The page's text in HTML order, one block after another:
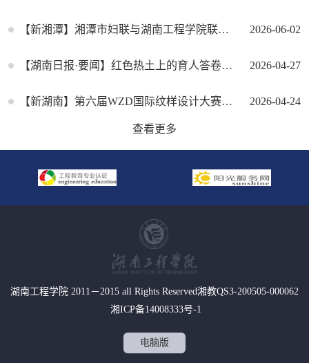
2026-06-02
【新湘潭】湘潭市妇联与湖南工程学院联合开展校地联动“心手相牵”活动
2026-04-27
【湖南日报·要闻】红色热土上的育人答卷——湖南工程学院“十四五”时期高质量发展观察
2026-04-24
【新湖南】第六届WZD国际纹样设计大赛精选获奖作品展（湖南工程学院站）启幕
查看更多
湖南工程学院 2011－2015 all Rights Reserved湘教QS3-200505-000062
湘ICP备14008333号-1
电脑版